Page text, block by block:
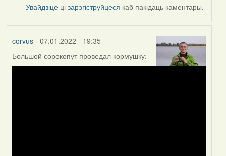
Увайдзіце цізарэгіструйцеся каб пакідаць каментары.
corvus- 07.01.2022 - 19:35
Большой сорокопут проведал кормушку: